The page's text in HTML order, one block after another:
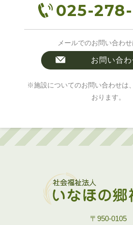
025-
メールでのお問い合わ
お問い合
※施設についてのお問い合わせは
おります。
〒950-0105